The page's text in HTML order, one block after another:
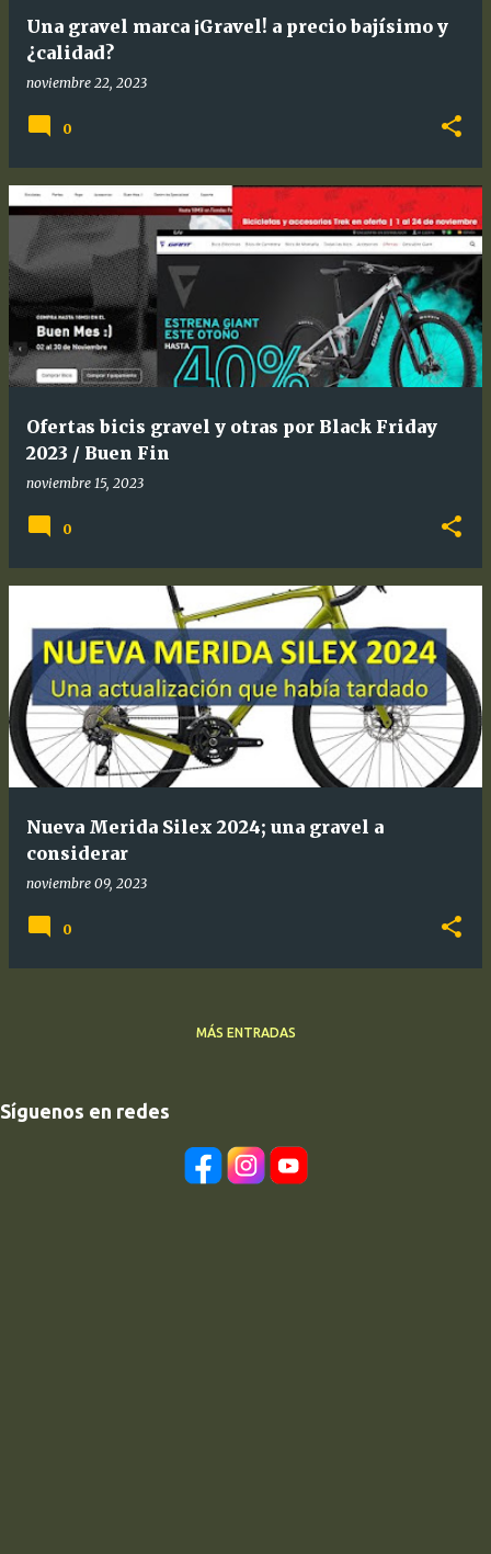
Una gravel marca ¡Gravel! a precio bajísimo y
¿calidad?
noviembre 22, 2023
0
Ofertas bicis gravel y otras por Black Friday
2023 / Buen Fin
noviembre 15, 2023
0
Nueva Merida Silex 2024; una gravel a
considerar
noviembre 09, 2023
0
MÁS ENTRADAS
Síguenos en redes